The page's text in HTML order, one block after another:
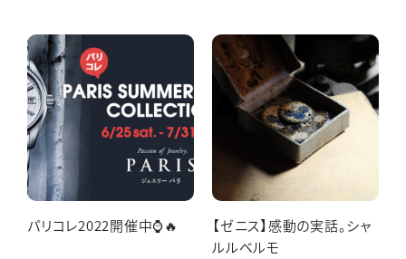
パリコレ2022開催中⌚🔥
【ゼニス】感動の実話。シャ
ルルベルモ